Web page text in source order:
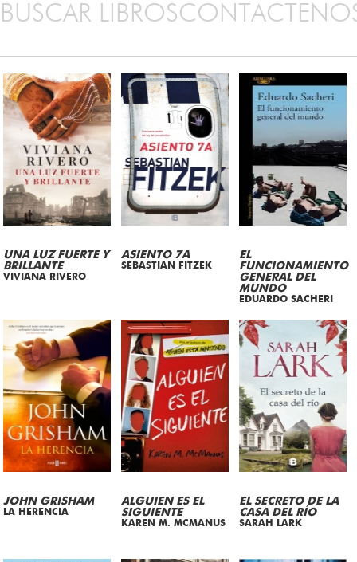
BUSCAR LIBROS
UNA LUZ FUERTE Y
BRILLANTE
VIVIANA RIVERO
ASIENTO 7A
SEBASTIAN FITZEK
EL
FUNCIONAMIENTO
GENERAL DEL
MUNDO
EDUARDO SACHERI
JOHN GRISHAM
LA HERENCIA
ALGUIEN ES EL
SIGUIENTE
KAREN M. MCMANUS
EL SECRETO DE LA
CASA DEL RÍO
SARAH LARK